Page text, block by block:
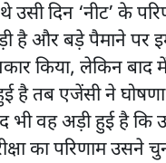
दिन ‘नीट’ के
है और बड़े पैमाने पर
किया, लेकिन
हुई है तब एजेंसी ने
भी वह अड़ी हुई है कि
का परिणाम उसने